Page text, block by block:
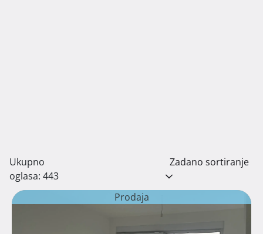
Ukupno
oglasa: 443
Zadano sortiranje
Prodaja